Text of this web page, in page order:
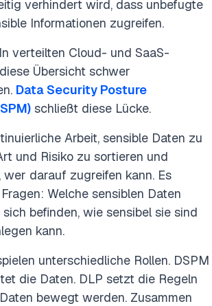
verhindert wird, dass unbefugte
Informationen zugreifen.
In verteilten Cloud- und SaaS-
Übersicht schwer
Data Security Posture
schließt diese Lücke.
Arbeit, sensible Daten zu
und Risiko zu sortieren und
darauf zugreifen kann. Es
Welche sensiblen Daten
befinden, wie sensibel sie sind
kann.
unterschiedliche Rollen. DSPM
die Daten. DLP setzt die Regeln
bewegt werden. Zusammen